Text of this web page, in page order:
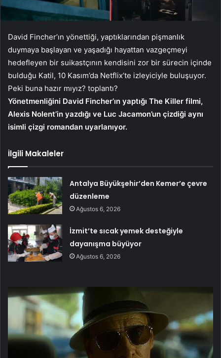
David Fincher’ın yönettiği, yaptıklarından pişmanlık
duymaya başlayan ve yaşadığı hayattan vazgeçmeyi
hedefleyen bir suikastçının kendisini zor bir sürecin içinde
bulduğu Katil, 10 Kasım’da Netflix’te izleyiciyle buluşuyor.
Peki buna hazır mıyız? toplantı?
Yönetmenliğini David Fincher’ın yaptığı The Killer filmi,
Alexis Nolent’in yazdığı ve Luc Jacamon’un çizdiği aynı
isimli çizgi romandan uyarlanıyor.
İlgili Makaleler
Antalya Büyükşehir’den Kemer’e çevre
düzenleme
Ağustos 6, 2026
İzmit’te sıcak yemek desteğiyle
dayanışma büyüyor
Ağustos 6, 2026